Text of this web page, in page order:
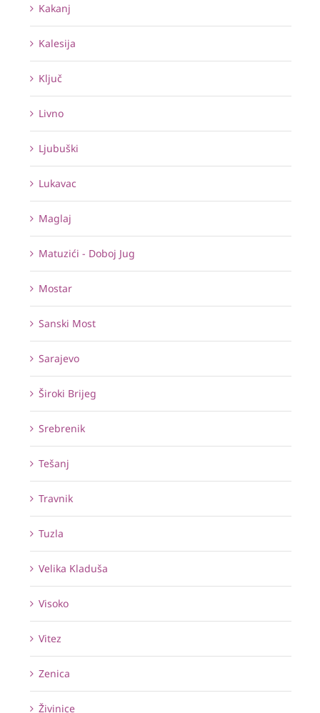
Kakanj
Kalesija
Ključ
Livno
Ljubuški
Lukavac
Maglaj
Matuzići - Doboj Jug
Mostar
Sanski Most
Sarajevo
Široki Brijeg
Srebrenik
Tešanj
Travnik
Tuzla
Velika Kladuša
Visoko
Vitez
Zenica
Živinice